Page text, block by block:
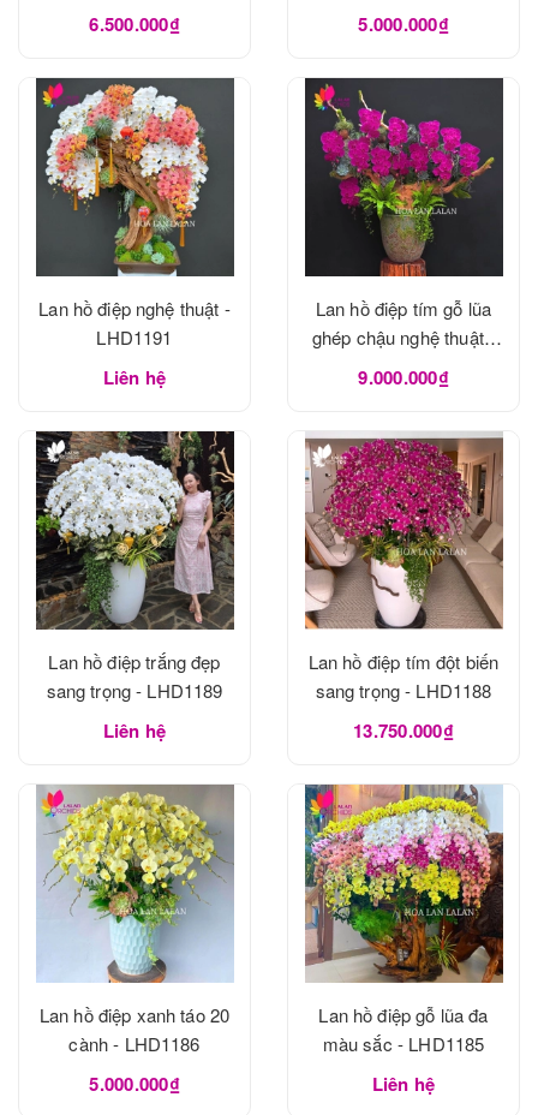
6.500.000₫ 5.000.000₫
Lan hồ điệp nghệ thuật -
LHD1191
Liên hệ
Lan hồ điệp tím gỗ lũa
ghép chậu nghệ thuật -
LHD1190
9.000.000₫
Lan hồ điệp trắng đẹp
sang trọng - LHD1189
Liên hệ
Lan hồ điệp tím đột biến
sang trọng - LHD1188
13.750.000₫
Lan hồ điệp xanh táo 20
cành - LHD1186
5.000.000₫
Lan hồ điệp gỗ lũa đa
màu sắc - LHD1185
Liên hệ